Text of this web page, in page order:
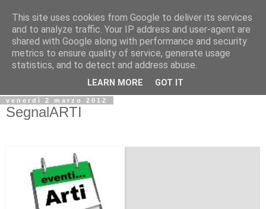
Biblio@rti in
Il Blog della Biblioteca di Area delle arti per condividere
informazioni iniziative incontri
venerdì 2 marzo 2012
SegnalARTI
This site uses cookies from Google to deliver its services
and to analyze traffic. Your IP address and user-agent are
shared with Google along with performance and security
metrics to ensure quality of service, generate usage
statistics, and to detect and address abuse.
LEARN MORE GOT IT